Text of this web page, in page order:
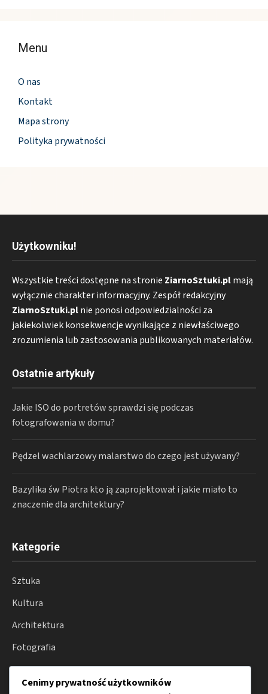
Menu
O nas
Kontakt
Mapa strony
Polityka prywatności
Użytkowniku!
Wszystkie treści dostępne na stronie ZiarnoSztuki.plmają
wyłącznie charakter informacyjny. Zespół redakcyjny
ZiarnoSztuki.plnie ponosi odpowiedzialności za
jakiekolwiek konsekwencje wynikające z niewłaściwego
zrozumienia lub zastosowania publikowanych materiałów.
Ostatnie artykuły
Jakie ISO do portretów sprawdzi się podczas
fotografowania w domu?
Pędzel wachlarzowy malarstwo do czego jest używany?
Bazylika św Piotra kto ją zaprojektował i jakie miało to
znaczenie dla architektury?
Kategorie
Sztuka
Kultura
Architektura
Fotografia
Moda
Cenimy prywatność użytkowników